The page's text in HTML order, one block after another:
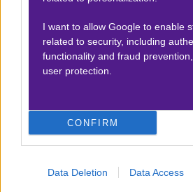
I want to allow Google to enable
related to security, including
functionality and fraud
user protection.
CONFIRM
Data Deletion Data Access
επίπεδο. Η απουσία των Στάμου
Κωνσταντακόπουλου λόγω
ένα μειονέκτημα, αλλά η ομάδα